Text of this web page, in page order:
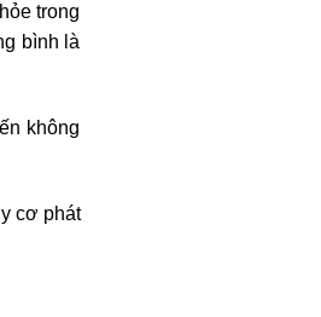
trong
bình là
không
cơ phát